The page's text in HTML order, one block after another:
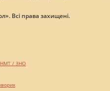
Всі права захищені.
НМТ / ЗНО